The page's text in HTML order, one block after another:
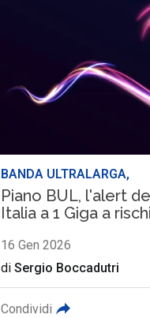
BANDA ULTRALARGA,
Piano BUL, l'alert
Italia a 1 Giga a
16 Gen 2026
di Sergio Boccadutri
Condividi